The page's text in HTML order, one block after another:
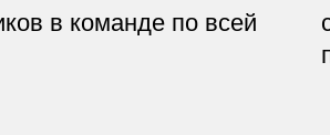
в команде по всей